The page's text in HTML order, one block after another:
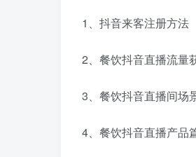
1、抖音来客注册方法
2、餐饮抖音直播流量
3、餐饮抖音直播间场
4、餐饮抖音直播产品